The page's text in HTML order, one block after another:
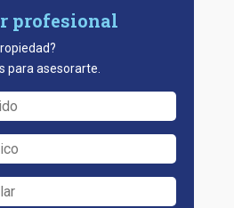
profesional
para asesorarte.